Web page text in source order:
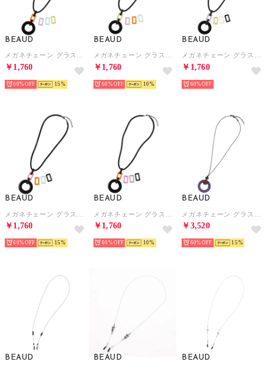
BEAUD
メガネチェーン グラスコード ストラップ レディース メンズ （ブラック）
￥1,760
60% 15
BEAUD
メガネチェーン グラスコード ストラップ レディース メンズ （ブラック）
￥1,760
60% 10
BEAUD
メガネチェーン グラスコード ストラップ レディース メンズ （ブラック）
￥1,760
60%
BEAUD
￥1,760
60% 15
BEAUD
￥1,760
60% 10
BEAUD
￥3,520
60% 15
BEAUD BEAUD BEAUD